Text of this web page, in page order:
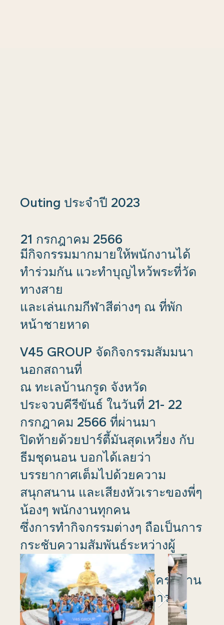
Outing ประจำปี 2023
21 กรกฎาคม 2566
มีกิจกรรมมากมายให้พนักงานได้
ทำร่วมกัน แวะทำบุญไหว้พระที่วัด
ทางสาย
และเล่นเกมกีฬาสีต่างๆ ณ ที่พัก
หน้าชายหาด
V45 GROUP จัดกิจกรรมสัมมนา
นอกสถานที่
ณ ทะเลบ้านกรูด จังหวัด
ประจวบคีรีขันธ์ ในวันที่ 21- 22
กรกฎาคม 2566 ที่ผ่านมา
ปิดท้ายด้วยปาร์ตี้มันสุดเหวี่ยง กับ
ธีมชุดนอน บอกได้เลยว่า
บรรยากาศเต็มไปด้วยความ
สนุกสนาน และเสียงหัวเราะของพี่ๆ
น้องๆ พนักงานทุกคน
ซึ่งการทำกิจกรรมต่างๆ ถือเป็นการ
กระชับความสัมพันธ์ระหว่างผู้
บริหาร
และพนักงานให้มีความสมัครสมาน
สามัคคี และมีกำลังใจในการ
ทำงานเพิ่มขึ้นได้อีกด้วย